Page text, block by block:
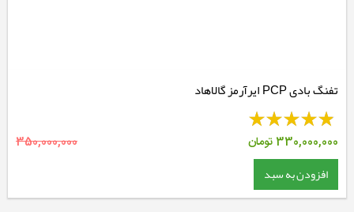
تفنگ بادی PCP ایرآرمز گالاهاد
330,000,000تومان 350,000,000
افزودن به سبد